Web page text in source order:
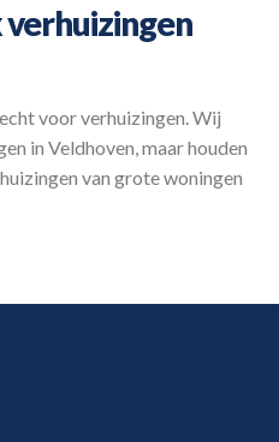
voor verhuizingen. Wij
in Veldhoven, maar houden
van grote woningen